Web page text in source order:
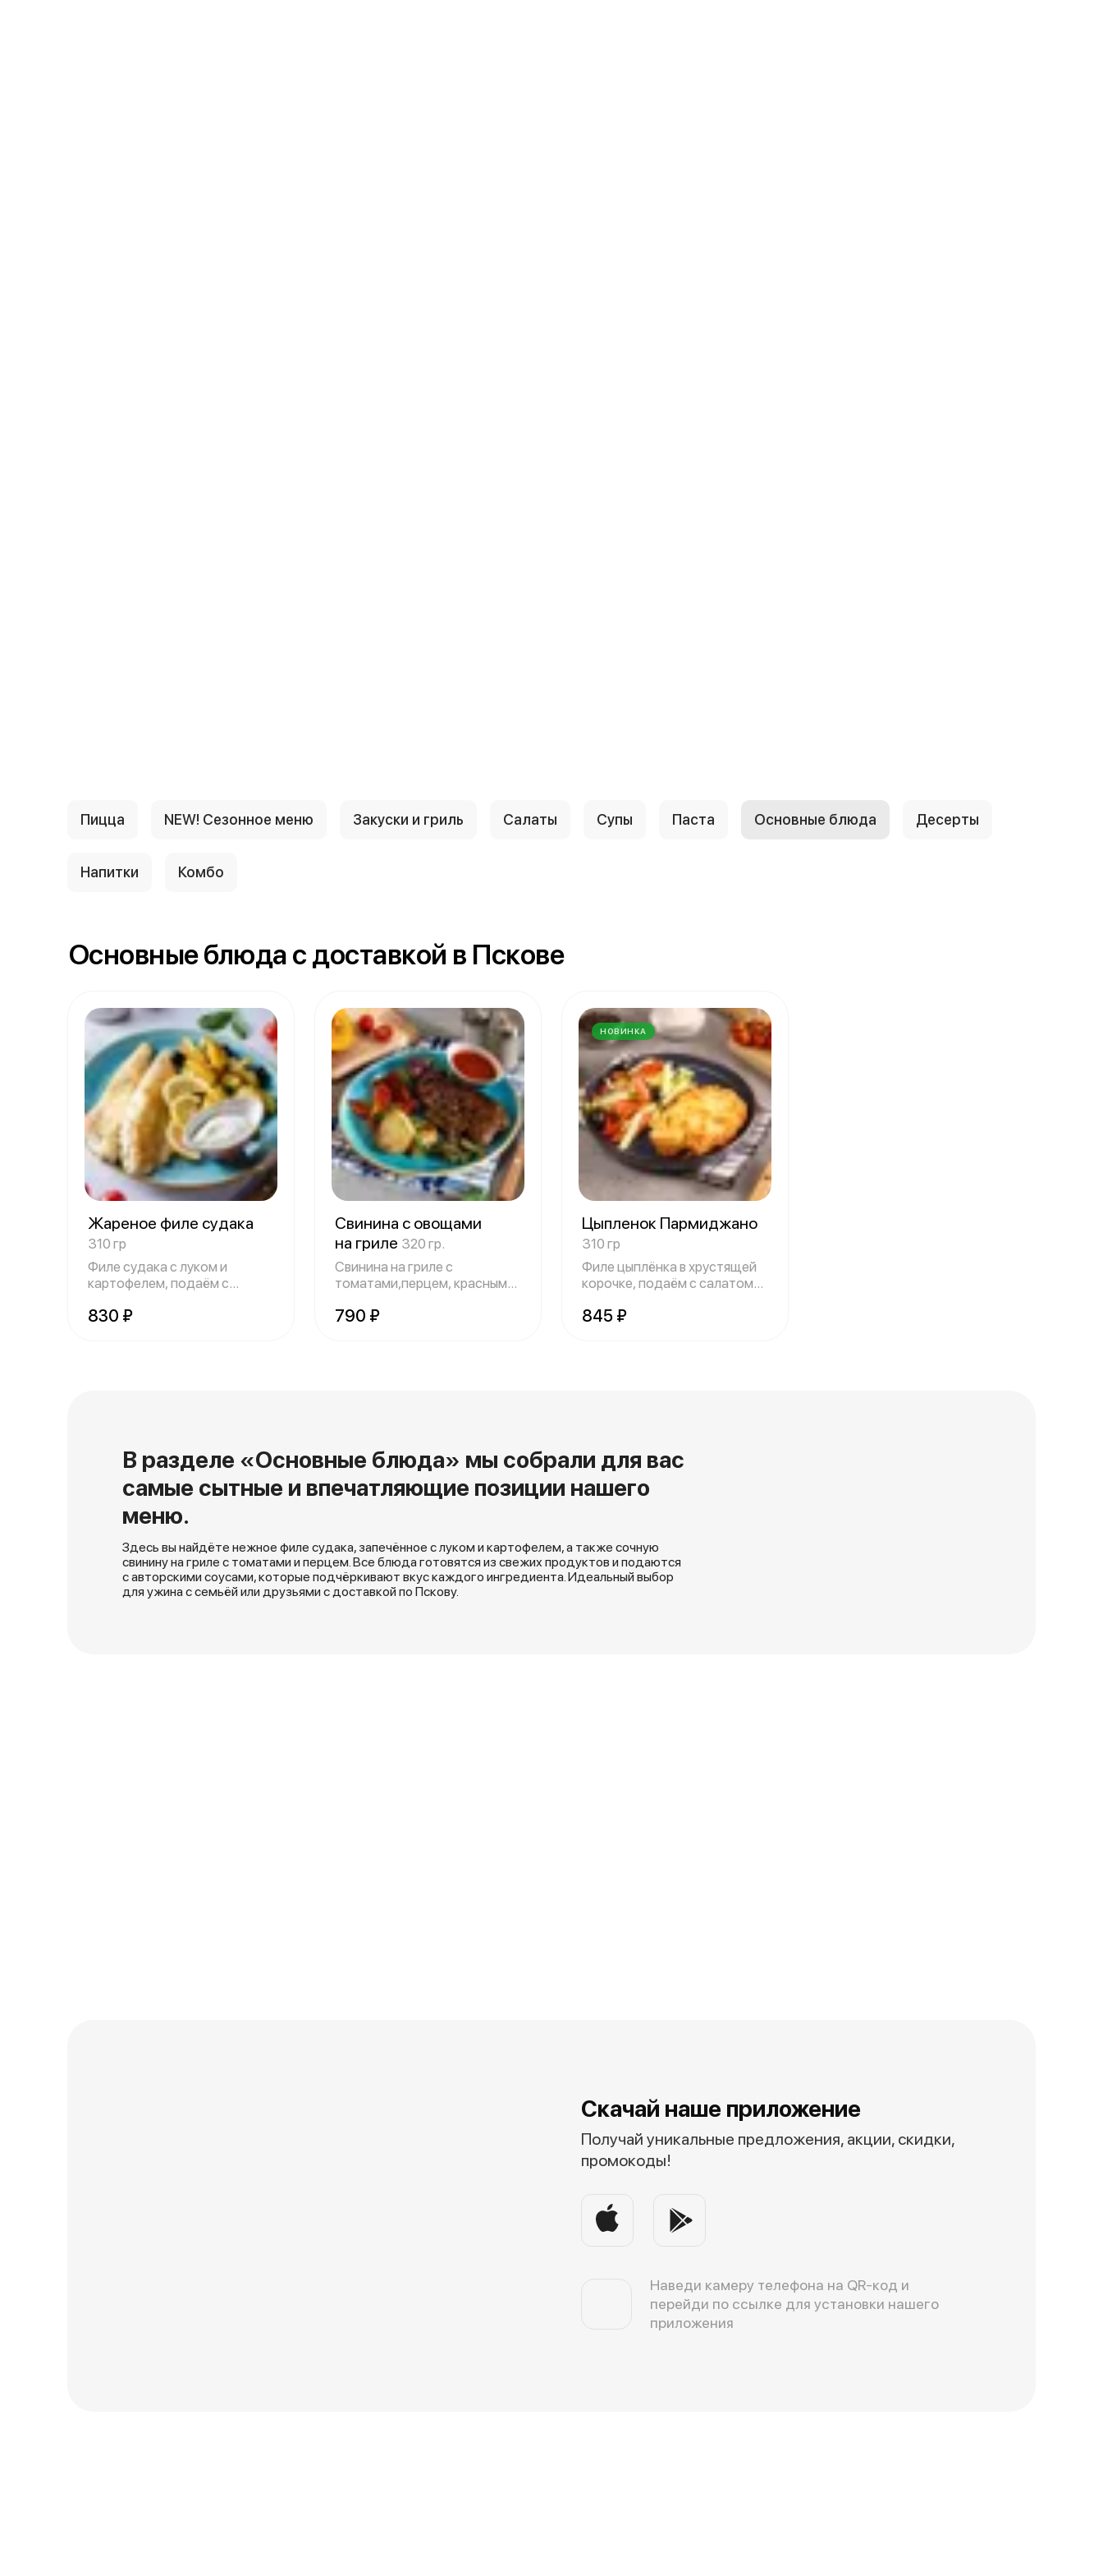
Пицца NEW! Сезонное меню Закуски и гриль Салаты Супы Паста Основные блюда Десерты
Напитки Комбо
Основные блюда с доставкой в Пскове
Жареное филе судака
310 гр
Филе судака с луком и
картофелем, подаём с
830 ₽
Свинина с овощами
на гриле 320 гр.
Свинина на гриле с
томатами,перцем, красным
790 ₽
НОВИНКА
Цыпленок Пармиджано
310 гр
Филе цыплёнка в хрустящей
корочке, подаём с салатом
845 ₽
В разделе «Основные блюда» мы собрали для вас
самые сытные и впечатляющие позиции нашего
меню.
Здесь вы найдёте нежное филе судака, запечённое с луком и картофелем, а также сочную
свинину на гриле с томатами и перцем. Все блюда готовятся из свежих продуктов и подаются
с авторскими соусами, которые подчёркивают вкус каждого ингредиента. Идеальный выбор
для ужина с семьёй или друзьями с доставкой по Пскову.
Скачай наше приложение
Получай уникальные предложения, акции, скидки,
промокоды!
Наведи камеру телефона на QR-код и
перейди по ссылке для установки нашего
приложения